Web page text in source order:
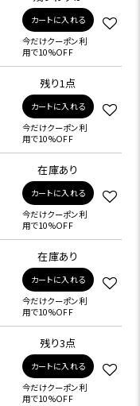
カートに入れる
今だけクーポン利
用で10%OFF
残り1点
カートに入れる
今だけクーポン利
用で10%OFF
在庫あり
カートに入れる
今だけクーポン利
用で10%OFF
在庫あり
カートに入れる
今だけクーポン利
用で10%OFF
残り3点
カートに入れる
今だけクーポン利
用で10%OFF